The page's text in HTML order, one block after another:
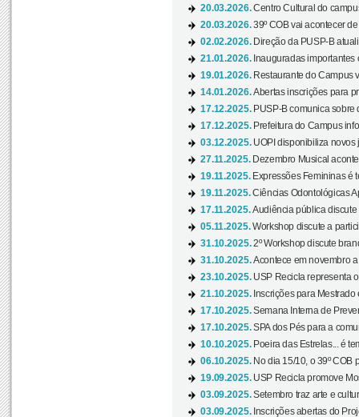
20.03.2026.Centro Cultural do
20.03.2026.39º COB vai acontecer
02.02.2026. Direção da PUSP-B
21.01.2026. Inauguradas
19.01.2026. Restaurante do Campus
14.01.2026.Abertas inscrições para
17.12.2025. PUSP-B comunica sobre
17.12.2025. Prefeitura do Campus
03.12.2025. UOPI disponibiliza novos
27.11.2025. Dezembro Musical
19.11.2025. Expressões Femininas é
19.11.2025.Ciências Odontológicas
17.11.2025.Audiência pública
05.11.2025.Workshop discute a
31.10.2025.2º Workshop discute
31.10.2025.Acontece em novembro
23.10.2025. USP Recicla representa
21.10.2025. Inscrições para
17.10.2025.Semana Interna de
17.10.2025.SPA dos Pés para a
10.10.2025. Poeira das Estrelas... é
06.10.2025. No dia 15/10, o 39º COB
19.09.2025. USP Recicla promove
03.09.2025.Setembro traz arte e
03.09.2025. Inscrições abertas do